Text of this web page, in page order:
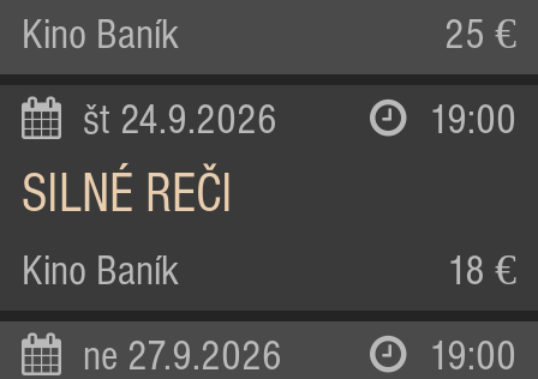
Kino Baník 25 €
št 24.9.2026 19:00
SILNÉ REČI
Kino Baník 18 €
ne 27.9.2026 19:00